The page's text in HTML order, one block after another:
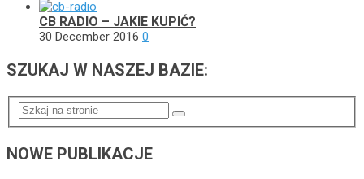
CB RADIO – JAKIE KUPIĆ?
30 December 2016 0
SZUKAJ W NASZEJ BAZIE:
NOWE PUBLIKACJE